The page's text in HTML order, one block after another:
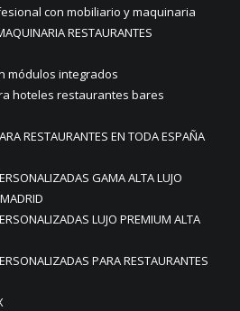
con mobiliario y maquinaria
RESTAURANTES
módulos integrados
hoteles restaurantes bares
RESTAURANTES EN TODA ESPAÑA
GAMA ALTA LUJO
LUJO PREMIUM ALTA
PARA RESTAURANTES